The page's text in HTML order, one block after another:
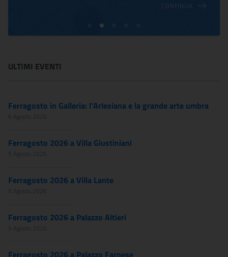
CONTINUA
ULTIMI EVENTI
Ferragosto in Galleria: l'Arlesiana e la grande arte umbra
6 Agosto 2026
Ferragosto 2026 a Villa Giustiniani
5 Agosto 2026
Ferragosto 2026 a Villa Lante
5 Agosto 2026
Ferragosto 2026 a Palazzo Altieri
5 Agosto 2026
Ferragosto 2026 a Palazzo Farnese